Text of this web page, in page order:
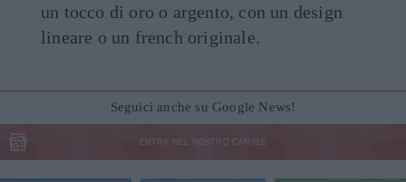
un tocco di oro o argento, con un design
lineare o un french originale.
Seguici anche su Google News!
ENTRA NEL NOSTRO CANALE